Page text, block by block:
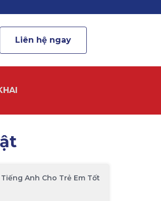
Liên hệ ngay
Anh Cho Trẻ Em Tốt